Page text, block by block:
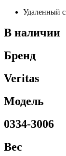
Удаленный
В наличии
Бренд
Veritas
Модель
0334-3006
Вес